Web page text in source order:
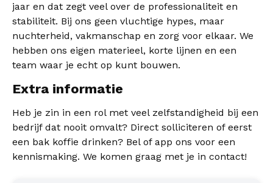
jaar en dat zegt veel over de professionaliteit en
stabiliteit. Bij ons geen vluchtige hypes, maar
nuchterheid, vakmanschap en zorg voor elkaar. We
hebben ons eigen materieel, korte lijnen en een
team waar je echt op kunt bouwen.
Extra informatie
Heb je zin in een rol met veel zelfstandigheid bij een
bedrijf dat nooit omvalt? Direct solliciteren of eerst
een bak koffie drinken? Bel of app ons voor een
kennismaking. We komen graag met je in contact!